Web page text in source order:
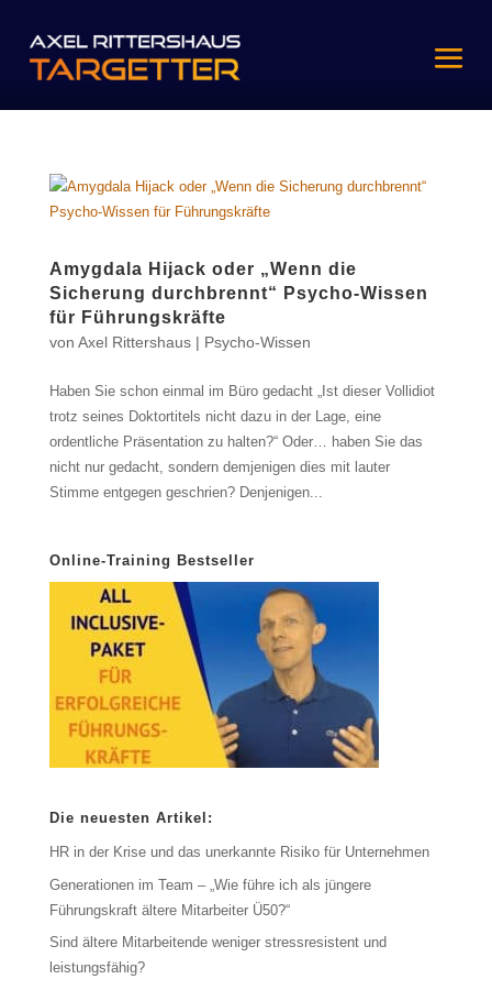
Amygdala Hijack oder „Wenn die
Sicherung durchbrennt“ Psycho-Wissen
für Führungskräfte
von Axel Rittershaus| Psycho-Wissen
Haben Sie schon einmal im Büro gedacht „Ist dieser Vollidiot
trotz seines Doktortitels nicht dazu in der Lage, eine
ordentliche Präsentation zu halten?“ Oder… haben Sie das
nicht nur gedacht, sondern demjenigen dies mit lauter
Stimme entgegen geschrien? Denjenigen...
Online-Training Bestseller
Die neuesten Artikel:
HR in der Krise und das unerkannte Risiko für Unternehmen
Generationen im Team – „Wie führe ich als jüngere
Führungskraft ältere Mitarbeiter Ü50?“
Sind ältere Mitarbeitende weniger stressresistent und
leistungsfähig?